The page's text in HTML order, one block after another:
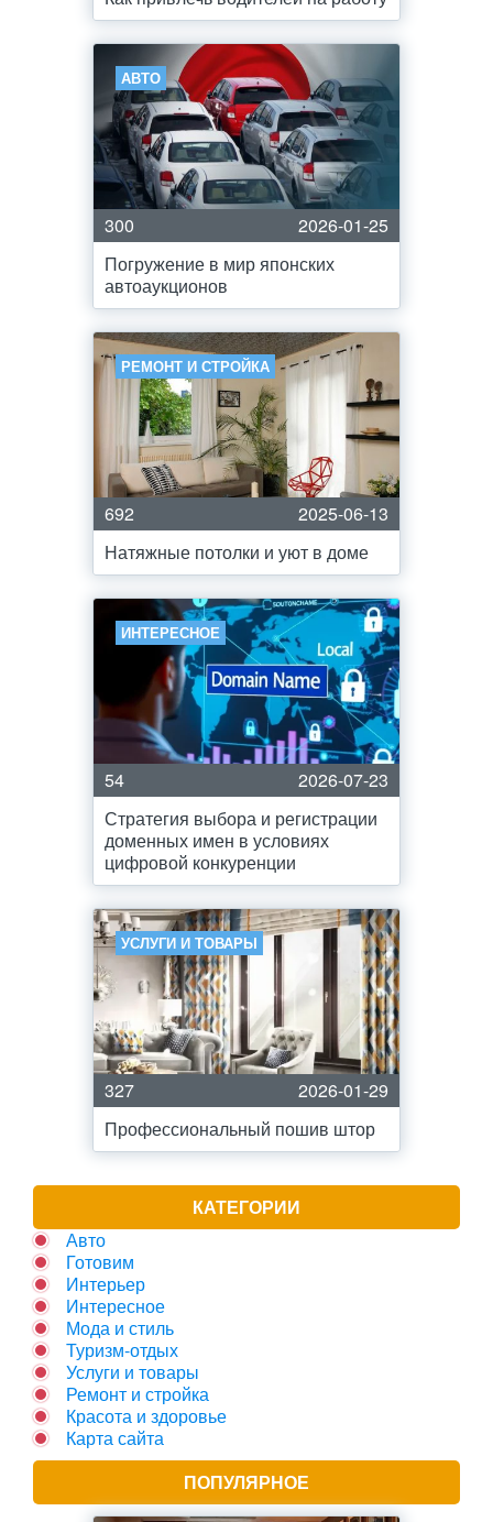
АВТО
300
2026-01-25
Погружение в мир японских
автоаукционов
РЕМОНТ И СТРОЙКА
692
2025-06-13
Натяжные потолки и уют в доме
ИНТЕРЕСНОЕ
54
2026-07-23
Стратегия выбора и регистрации
доменных имен в условиях
цифровой конкуренции
УСЛУГИ И ТОВАРЫ
327
2026-01-29
Профессиональный пошив штор
КАТЕГОРИИ
Авто
Готовим
Интерьер
Интересное
Мода и стиль
Туризм-отдых
Услуги и товары
Ремонт и стройка
Красота и здоровье
Карта сайта
ПОПУЛЯРНОЕ